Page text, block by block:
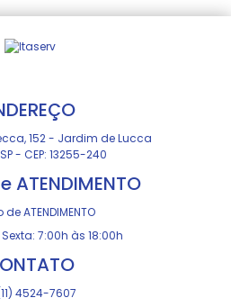
152 - Jardim de Lucca
- CEP: 13255-240
ATENDIMENTO
ATENDIMENTO
7:00h às 18:00h
4524-7607